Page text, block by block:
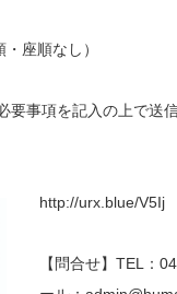
座順なし）
要事項を記入の上で送
http://urx.blue/V5Ij
【問合せ】TEL：